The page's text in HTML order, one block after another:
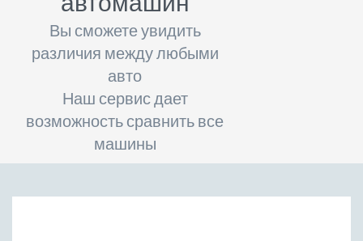
Вы сможете увидить
различия между любыми
авто
Наш сервис дает
возможность сравнить все
машины